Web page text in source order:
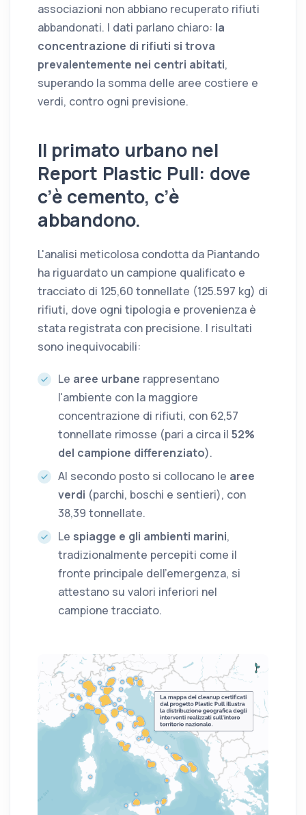
associazioni non abbiano recuperato rifiuti
abbandonati. I dati parlano chiaro: la
concentrazione di rifiuti si trova
prevalentemente nei centri abitati,
superando la somma delle aree costiere e
verdi, contro ogni previsione.
Il primato urbano nel
Report Plastic Pull: dove
c’è cemento, c’è
abbandono.
L'analisi meticolosa condotta da Piantando
ha riguardato un campione qualificato e
tracciato di 125,60 tonnellate (125.597 kg) di
rifiuti, dove ogni tipologia e provenienza è
stata registrata con precisione. I risultati
sono inequivocabili:
Le aree urbane rappresentano
l'ambiente con la maggiore
concentrazione di rifiuti, con 62,57
tonnellate rimosse (pari a circa il 52%
del campione differenziato).
Al secondo posto si collocano le aree
verdi (parchi, boschi e sentieri), con
38,39 tonnellate.
Le spiagge e gli ambienti marini,
tradizionalmente percepiti come il
fronte principale dell'emergenza, si
attestano su valori inferiori nel
campione tracciato.